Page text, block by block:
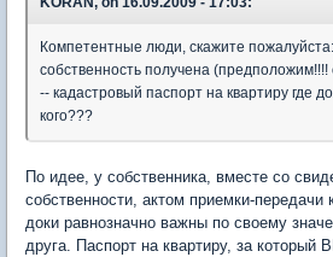
Компетентные люди, скажите
собственность получена
-- кадастровый паспорт на квартиру где
кого???
По идее, у собственника, вместе со
собственности, актом приемки-
доки равнозначно важны по своему
друга. Паспорт на квартиру, за который